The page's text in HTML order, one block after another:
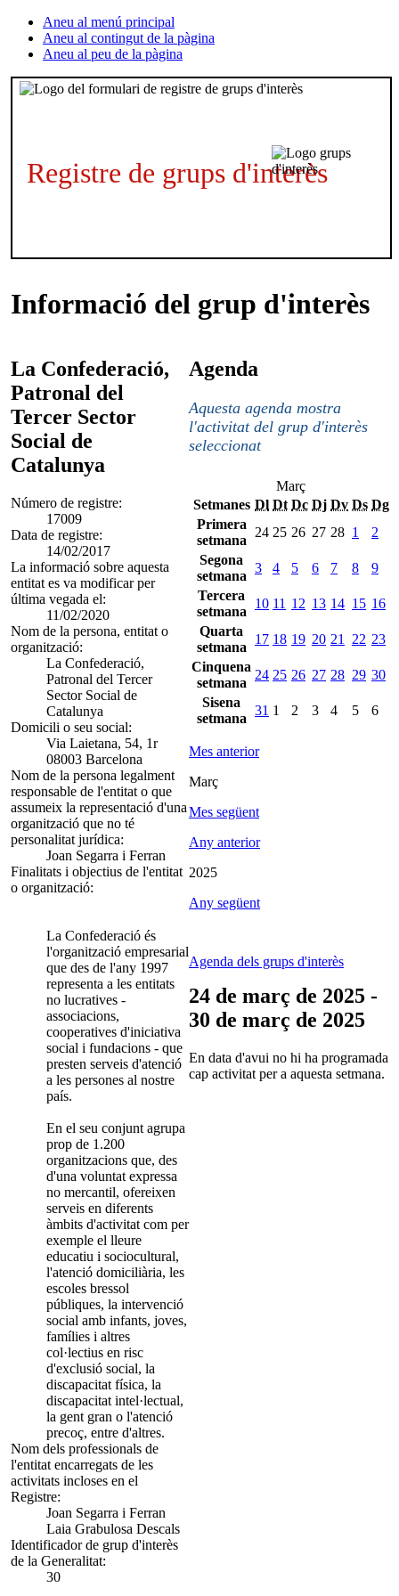
Aneu al menú principal
Aneu al contingut de la pàgina
Aneu al peu de la pàgina
Registre de grups d'interès
Informació del grup d'interès
La Confederació,
Patronal del
Tercer Sector
Social de
Catalunya
Número de registre:
17009
Data de registre:
14/02/2017
La informació sobre aquesta
entitat es va modificar per
última vegada el:
11/02/2020
Nom de la persona, entitat o
organització:
La Confederació,
Patronal del Tercer
Sector Social de
Catalunya
Domicili o seu social:
Via Laietana, 54, 1r
08003 Barcelona
Nom de la persona legalment
responsable de l'entitat o que
assumeix la representació d'una
organització que no té
personalitat jurídica:
Joan Segarra i Ferran
Finalitats i objectius de l'entitat
o organització:
La Confederació és
l'organització empresarial
que des de l'any 1997
representa a les entitats
no lucratives -
associacions,
cooperatives d'iniciativa
social i fundacions - que
presten serveis d'atenció
a les persones al nostre
país.
En el seu conjunt agrupa
prop de 1.200
organitzacions que, des
d'una voluntat expressa
no mercantil, ofereixen
serveis en diferents
àmbits d'activitat com per
exemple el lleure
educatiu i sociocultural,
l'atenció domiciliària, les
escoles bressol
públiques, la intervenció
social amb infants, joves,
famílies i altres
col·lectius en risc
d'exclusió social, la
discapacitat física, la
discapacitat intel·lectual,
la gent gran o l'atenció
precoç, entre d'altres.
Nom dels professionals de
l'entitat encarregats de les
activitats incloses en el
Registre:
Joan Segarra i Ferran
Laia Grabulosa Descals
Identificador de grup d'interès
de la Generalitat:
30
Agenda
Aquesta agenda mostra
l'activitat del grup d'interès
seleccionat
Març
Setmanes Dl Dt Dc Dj Dv Ds Dg
Primera
setmana
24 25 26 27 28 1
2
Segona
setmana
3 4 5 6 7 8
9
Tercera
setmana
10 11 12 13 14 15 16
Quarta
setmana
17 18 19 20 21 22 23
Cinquena
setmana
24 25 26 27 28 29 30
Sisena
setmana
31 1 2 3 4 5 6
Mes anterior
Març
Mes següent
Any anterior
2025
Any següent
Agenda dels grups d'interès
24 de març de 2025 -
30 de març de 2025
En data d'avui no hi ha programada
cap activitat per a aquesta setmana.